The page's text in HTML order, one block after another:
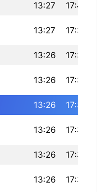
13:27 17:40
13:27 17:39
13:26 17:38
13:26 17:37
13:26 17:36
13:26 17:35
13:26 17:34
13:26 17:33